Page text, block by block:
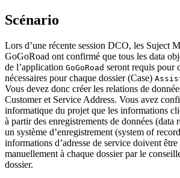
Scénario
Lors d’une récente session DCO, les Suject
GoGoRoad ont confirmé que tous les data
de l’application GoGoRoad seront requis pour
nécessaires pour chaque dossier (Case)
Vous devez donc créer les relations de
Customeret Service Address. Vous avez
informatique du projet que les informations
à partir des enregistrements de données (data
un système d’enregistrement (system of
informations d’adresse de service doivent être
manuellement à chaque dossier par le
dossier.